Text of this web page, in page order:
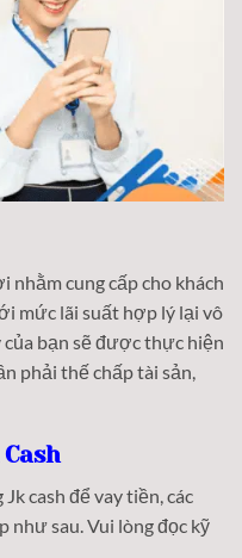
nhằm cung cấp cho khách
mức lãi suất hợp lý lại vô
bạn sẽ được thực hiện
phải thế chấp tài sản,
cash để vay tiền, các
như sau. Vui lòng đọc kỹ